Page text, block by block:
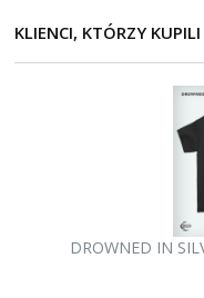
KLIENCI, KTÓRZY
DROWNED IN